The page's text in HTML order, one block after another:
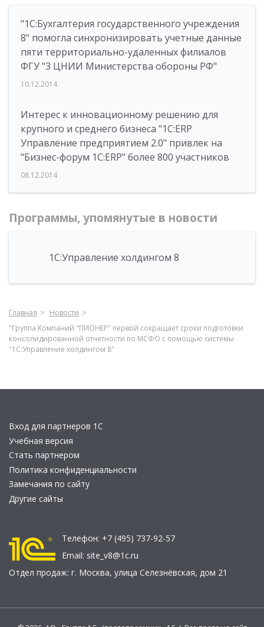
"1С:Бухгалтерия государственного учреждения
8" помогла синхронизировать учетные данные
пяти территориально-удаленных филиалов
ФГУ "3 ЦНИИ Министерства обороны РФ"
10.12.2014
Интерес к инновационному решению для
крупного и среднего бизнеса "1С:ERP
Управление предприятием 2.0" привлек на
"Бизнес-форум 1С:ERP" более 800 участников
08.12.2014
Программы, упомянутые в новости
1С:Управление холдингом 8
Главная
Новости
"Группа Компаний "ПИОНЕР" первой сокращает сроки подготовки
консолидированной отчетности по МСФО с помощью системы
"1С:Управление холдингом 8"
Вход для партнеров 1С
Учебная версия
Стать партнером
Политика конфиденциальности
Замечания по сайту
Другие сайты
Телефон: +7 (495) 737-92-57
Email: site_v8@1c.ru
Отдел продаж: г. Москва, улица Селезнёвская, дом 21